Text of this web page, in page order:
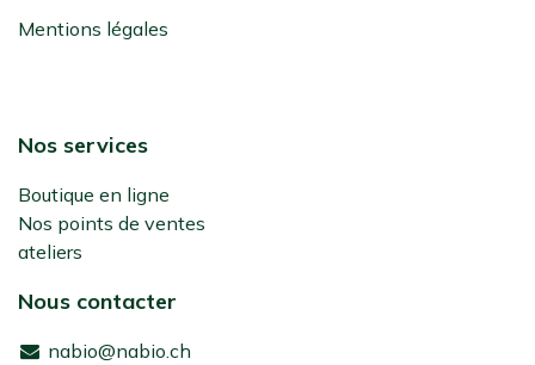
Mentions légales
Nos services
Boutique en ligne
Nos points de ventes
ateliers
Nous contacter
nabio@nabio.ch